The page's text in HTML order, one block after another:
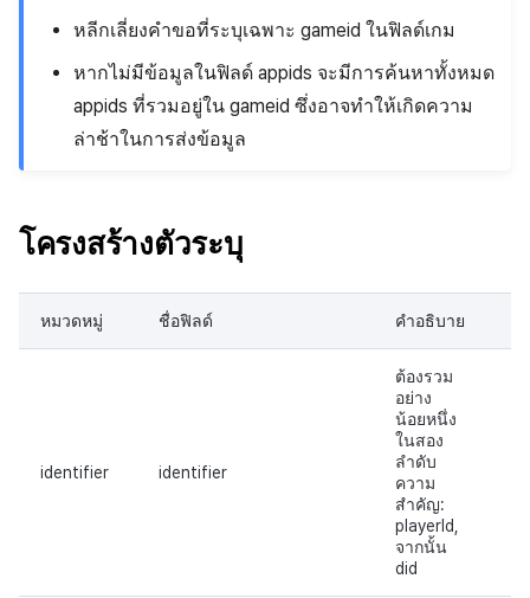
หลีกเลี่ยงคำขอที่ระบุเฉพาะ gameid ในฟิลด์เกม
หากไม่มีข้อมูลในฟิลด์ appids จะมีการค้นหาทั้งหมด
appids ที่รวมอยู่ใน gameid ซึ่งอาจทำให้เกิดความ
ล่าช้าในการส่งข้อมูล
โครงสร้างตัวระบุ
หมวดหมู่ ชื่อฟิลด์ คำอธิบาย
identifier identifier
ต้องรวม
อย่าง
น้อยหนึ่ง
ในสอง
ลำดับ
ความ
สำคัญ:
playerId,
จากนั้น
did